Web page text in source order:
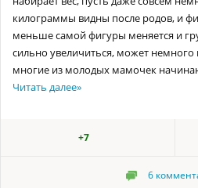
килограммы видны после родов, и
меньше самой фигуры меняется и
сильно увеличиться, может
многие из молодых мамочек
Читать далее»
+7
6